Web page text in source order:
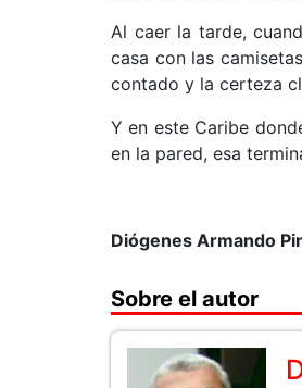
Al caer la tarde,
casa con las
contado y la certeza
Y en este Caribe
en la pared, esa
Diógenes Armando
Sobre el autor